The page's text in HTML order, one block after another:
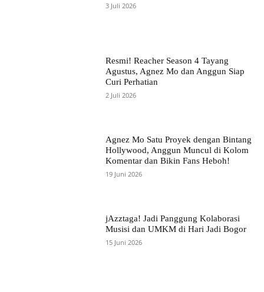
3 Juli 2026
Resmi! Reacher Season 4 Tayang
Agustus, Agnez Mo dan Anggun Siap
Curi Perhatian
2 Juli 2026
Agnez Mo Satu Proyek dengan Bintang
Hollywood, Anggun Muncul di Kolom
Komentar dan Bikin Fans Heboh!
19 Juni 2026
jAzztaga! Jadi Panggung Kolaborasi
Musisi dan UMKM di Hari Jadi Bogor
15 Juni 2026